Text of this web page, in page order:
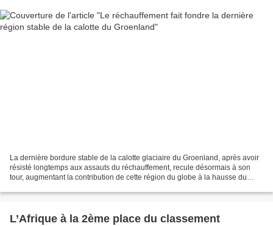
La dernière bordure stable de la calotte glaciaire du Groenland, après avoir
résisté longtemps aux assauts du réchauffement, recule désormais à son
tour, augmentant la contribution de cette région du globe à la hausse du
L’Afrique à la 2ème place du classement